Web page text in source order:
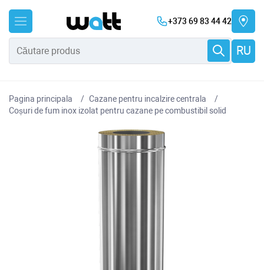
+373 69 83 44 42
RU
Pagina principala
Cazane pentru incalzire centrala
Coșuri de fum inox izolat pentru cazane pe combustibil solid